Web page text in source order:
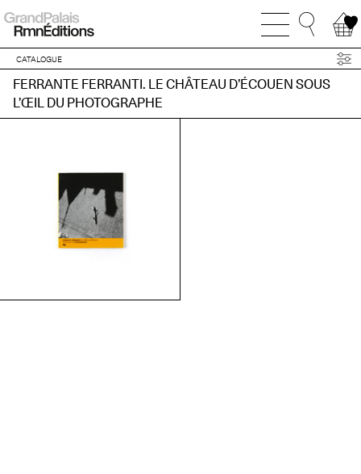
CATALOGUE
FERRANTE FERRANTI. LE CHÂTEAU D’ÉCOUEN SOUS
L’ŒIL DU PHOTOGRAPHE